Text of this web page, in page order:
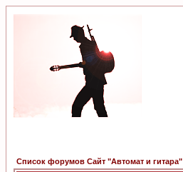
Список форумов Сайт "Автомат и гитара"